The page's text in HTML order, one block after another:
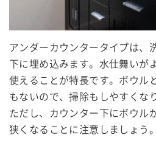
アンダーカウンタータイプは、
下に埋め込みます。水仕舞いが
使えることが特長です。ボウル
もないので、掃除もしやすくな
ただし、カウンター下にボウル
狭くなることに注意しましょう。